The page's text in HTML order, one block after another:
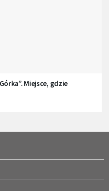
Miejsce, gdzie